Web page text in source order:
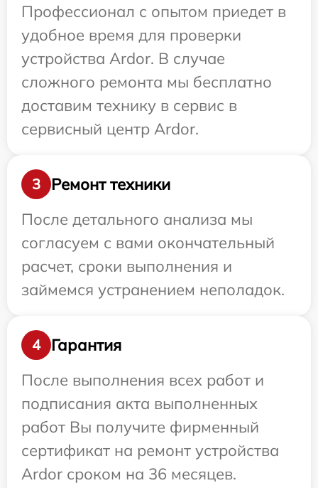
Профессионал с опытом приедет в
удобное время для проверки
устройства Ardor. В случае
сложного ремонта мы бесплатно
доставим технику в сервис в
сервисный центр Ardor.
3
Ремонт техники
После детального анализа мы
согласуем с вами окончательный
расчет, сроки выполнения и
займемся устранением неполадок.
4
Гарантия
После выполнения всех работ и
подписания акта выполненных
работ Вы получите фирменный
сертификат на ремонт устройства
Ardor сроком на 36 месяцев.